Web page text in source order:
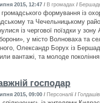
2015, 12:47 / В громадах /
формування із
та Чечельницькому
із чергової поїздки у
у місто Волноваха та
Олександр Борух із
вантажі, та молоде
господар
2015, 09:00 / Персоналії /